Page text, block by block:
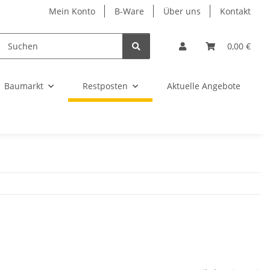
Mein Konto B-Ware Über uns Kontakt
0,00 €
Baumarkt Restposten Aktuelle Angebote